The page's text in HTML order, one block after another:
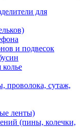
для
и подвесок
проволока, сутаж,
ленты)
(пины, колечки,